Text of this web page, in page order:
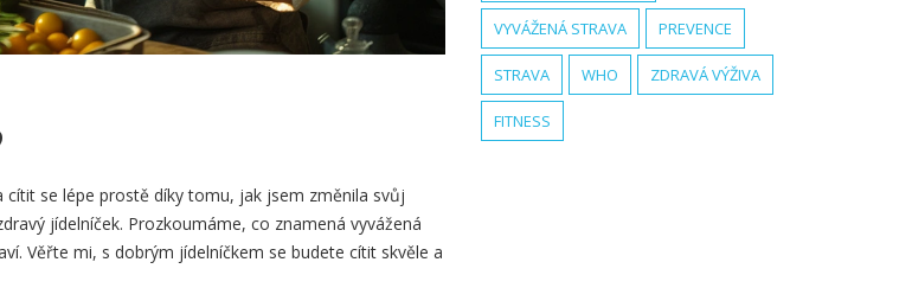
se lépe prostě díky tomu, jak jsem změnila svůj
jídelníček. Prozkoumáme, co znamená vyvážená
Věřte mi, s dobrým jídelníčkem se budete cítit skvěle a
VYVÁŽENÁ STRAVA PREVENCE
STRAVA WHO ZDRAVÁ VÝŽIVA
FITNESS